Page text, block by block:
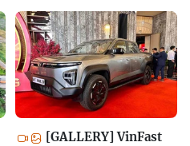
[GALLERY] VinFast